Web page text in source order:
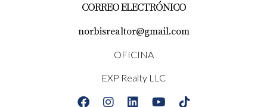
CORREO ELECTRÓNICO
norbisrealtor@gmail.com
OFICINA
EXP Realty LLC